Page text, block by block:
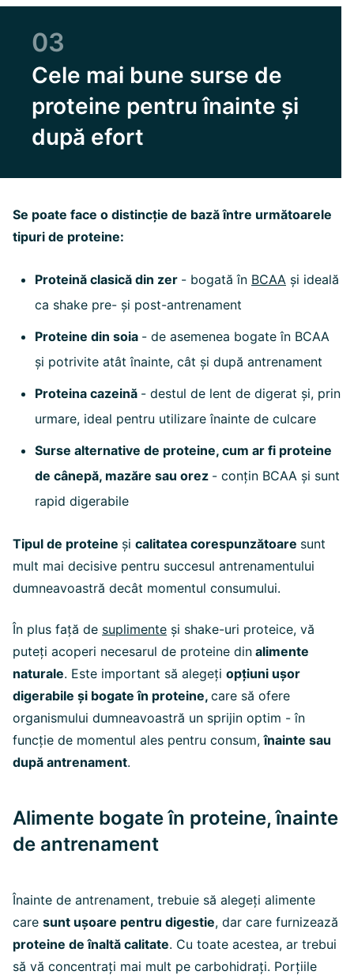
03
Cele mai bune surse de
proteine pentru înainte și
după efort
Se poate face o distincție de bază între următoarele
tipuri de proteine:
Proteină clasică din zer - bogată în BCAA și ideală
ca shake pre- și post-antrenament
Proteine din soia - de asemenea bogate în BCAA
și potrivite atât înainte, cât și după antrenament
Proteina cazeină - destul de lent de digerat și, prin
urmare, ideal pentru utilizare înainte de culcare
Surse alternative de proteine, cum ar fi proteine
de cânepă, mazăre sau orez - conțin BCAA și sunt
rapid digerabile
Tipul de proteine și calitatea corespunzătoare sunt
mult mai decisive pentru succesul antrenamentului
dumneavoastră decât momentul consumului.
În plus față de suplimente și shake-uri proteice, vă
puteți acoperi necesarul de proteine din alimente
naturale. Este important să alegeți opțiuni ușor
digerabile și bogate în proteine, care să ofere
organismului dumneavoastră un sprijin optim - în
funcție de momentul ales pentru consum,înainte sau
după antrenament.
Alimente bogate în proteine, înainte
de antrenament
Înainte de antrenament, trebuie să alegeți alimente
care sunt ușoare pentru digestie, dar care furnizează
proteine de înaltă calitate. Cu toate acestea, ar trebui
să vă concentrați mai mult pe carbohidrați. Porțiile